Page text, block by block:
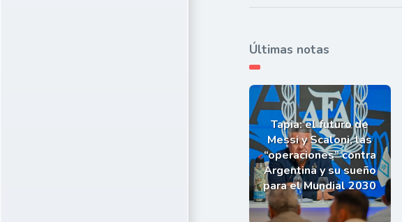
Últimas notas
Tapia: el futuro de
Messi y Scaloni, las
“operaciones” contra
Argentina y su sueño
para el Mundial 2030